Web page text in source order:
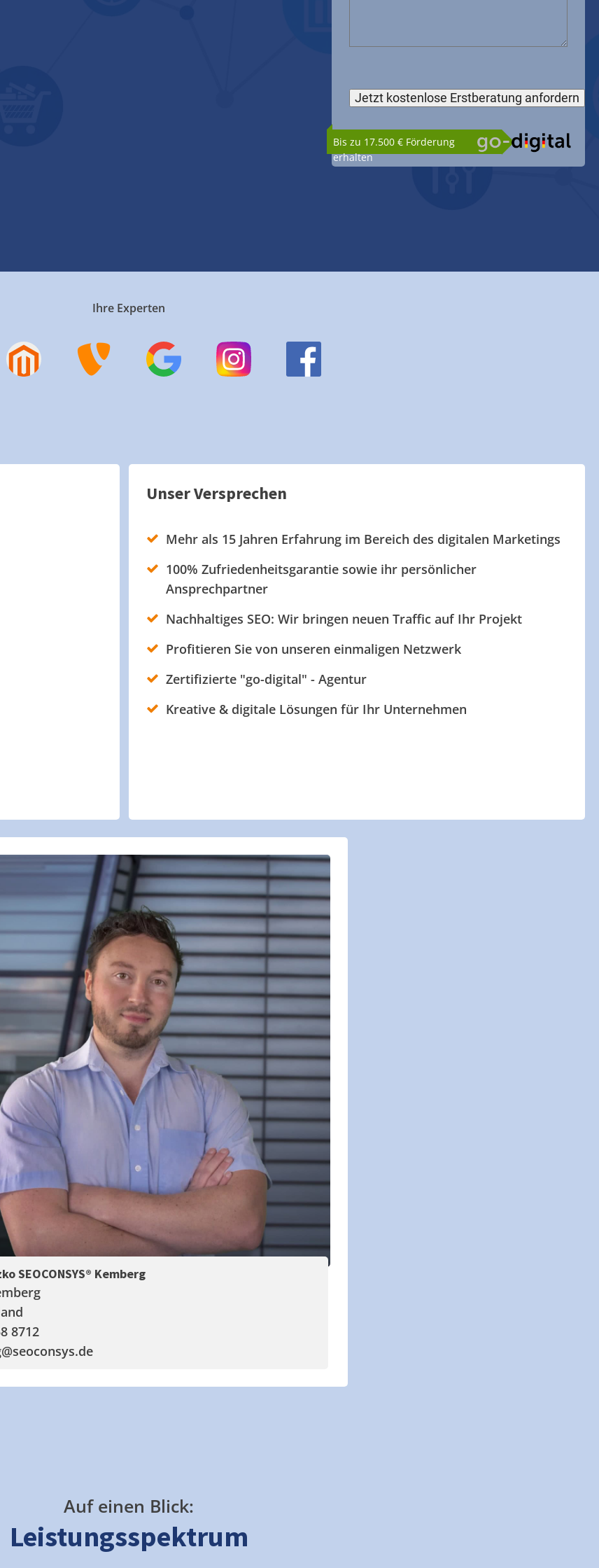
Bis zu 17.500 € Förderung
erhalten
Ihre Experten
Unser Versprechen
Mehr als 15 Jahren Erfahrung im Bereich des digitalen Marketings
100% Zufriedenheitsgarantie sowie ihr persönlicher
Ansprechpartner
Nachhaltiges SEO: Wir bringen neuen Traffic auf Ihr Projekt
Profitieren Sie von unseren einmaligen Netzwerk
Zertifizierte "go-digital" - Agentur
Kreative & digitale Lösungen für Ihr Unternehmen
SEOCONSYS® Kemberg
8712
@seoconsys.de
Auf einen Blick:
Leistungsspektrum